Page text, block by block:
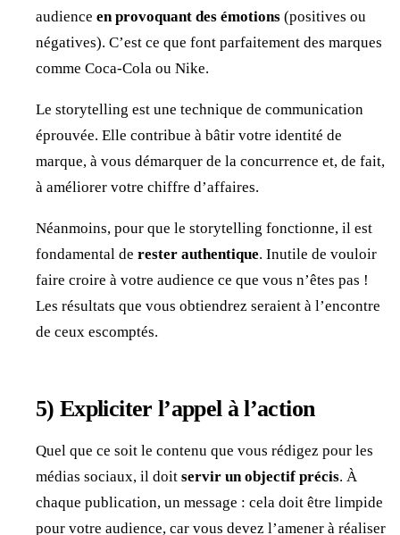
audience en provoquant des émotions (positives ou
négatives). C’est ce que font parfaitement des marques
comme Coca-Cola ou Nike.
Le storytelling est une technique de communication
éprouvée. Elle contribue à bâtir votre identité de
marque, à vous démarquer de la concurrence et, de fait,
à améliorer votre chiffre d’affaires.
Néanmoins, pour que le storytelling fonctionne, il est
fondamental de rester authentique. Inutile de vouloir
faire croire à votre audience ce que vous n’êtes pas !
Les résultats que vous obtiendrez seraient à l’encontre
de ceux escomptés.
5)Expliciter l’appel à l’action
Quel que ce soit le contenu que vous rédigez pour les
médias sociaux, il doit servir un objectif précis. À
chaque publication, un message : cela doit être limpide
pour votre audience, car vous devez l’amener à réaliser